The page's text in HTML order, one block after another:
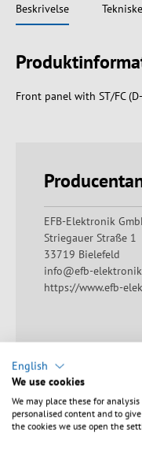
Beskrivelse
Front panel with ST/FC
EFB-Elektronik
Striegauer Straße 1
33719 Bielefeld
info@efb-
https://www.efb-
accessory
English
We use cookies
We may place these for
personalised content and to
the cookies we use open the